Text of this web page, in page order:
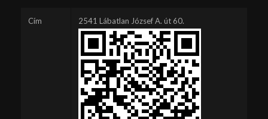
Cím 2541 Lábatlan József A. út 60.